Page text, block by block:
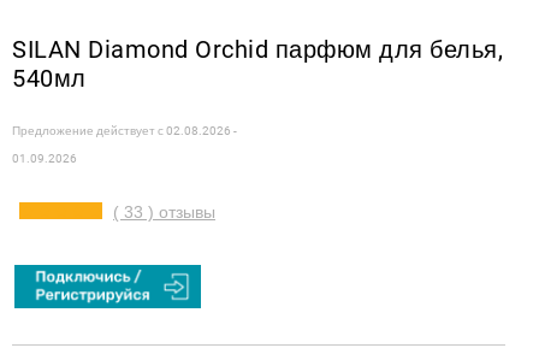
SILAN Diamond Orchid парфюм для белья,
540мл
Предложение действует с02.08.2026 -
01.09.2026
( 33 ) отзывы